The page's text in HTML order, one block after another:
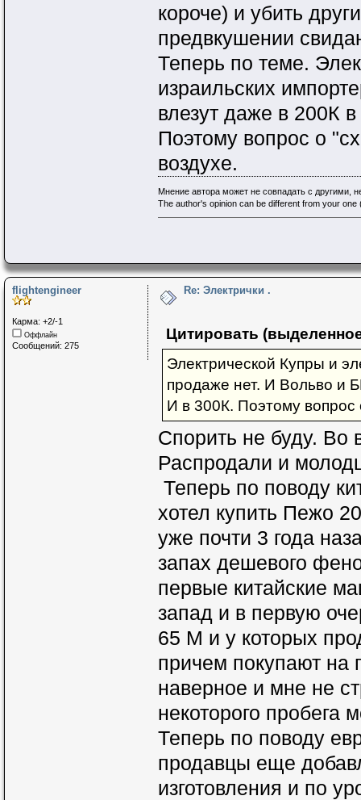
короче) и убить
предвкушении
Теперь по теме.
израильских
влезут даже в 200К
Поэтому вопрос о
воздухе.
Мнение автора может не совпадать с другими,
The author's opinion can be different from your
flightengineer
Карма: +2/-1
Оффлайн
Сообщений: 275
Re: Электрички .
Цитировать
Электрической Купры и
продаже нет. И Вольво и
И в 300К. Поэтому вопрос
Спорить не буду. Во
Распродали и
Теперь по поводу
хотел купить Пежо
уже почти 3 года
запах дешевого
первые китайские
запад и в первую
65 М и у которых
причем покупают на
наверное и мне не
некоторого пробега
Теперь по поводу
продавцы еще
изготовления и по